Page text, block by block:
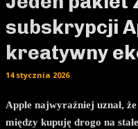
subskrypcji
kreatywny
14 stycznia 2026
Apple najwyraźniej uznał,
między kupuję drogo na